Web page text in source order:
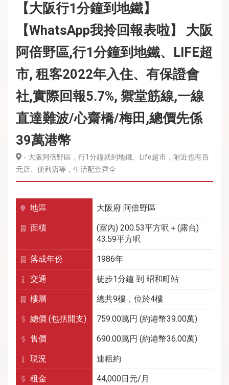
【大阪行1分鐘到地鐵】
【WhatsApp我拎回報表啦】 大阪
阿倍野區,行1分鐘到地鐵、LIFE超
市, 租客2022年入住、有保證會
社,實際回報5.7%, 禦堂筋線,一線
直達難波/心齋橋/梅田,總價先係
39萬港幣
- 大阪阿倍野區，行1分鐘就到地鐵、Life超市，附近也有百
元店、便利店等，生活配套齊全
地區 大阪府 阿倍野區
面積
(室內) 200.53平方呎＋(露台)
43.59平方呎
落成年份 1986年
交通 徒步1分鐘 到 昭和町站
樓層 總共9樓，位於4樓
總價 (包括開支) 759.00萬円 (約港幣39.00萬)
售價 690.00萬円 (約港幣36.00萬)
現況 連租約
租金 44,000日元/月